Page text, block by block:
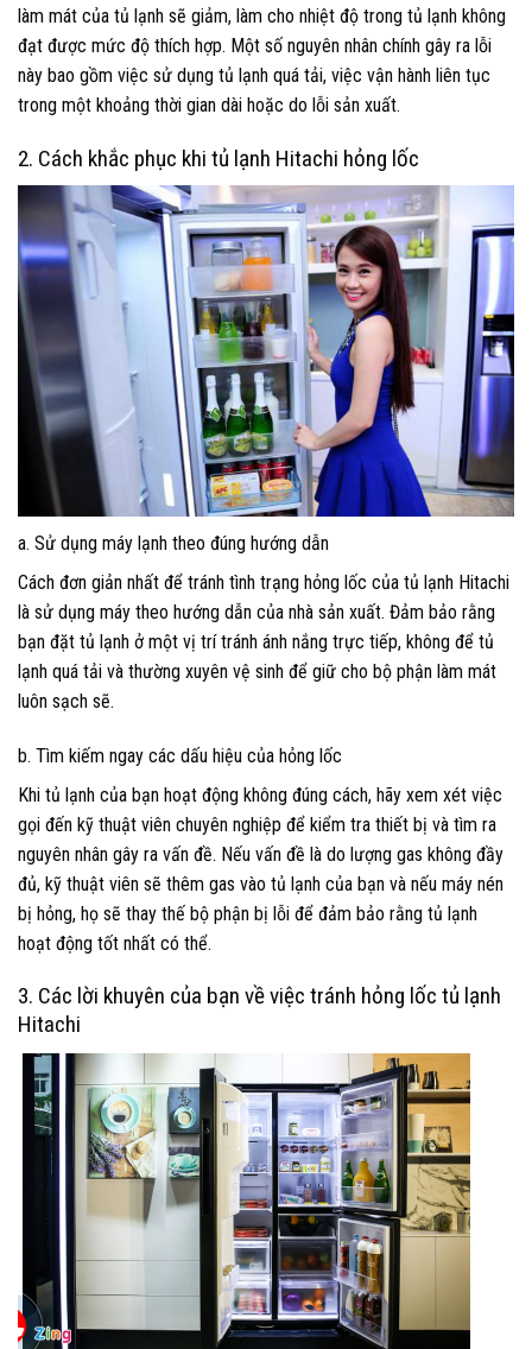
làm mát của tủ lạnh sẽ giảm, làm cho nhiệt độ trong tủ lạnh không
đạt được mức độ thích hợp. Một số nguyên nhân chính gây ra lỗi
này bao gồm việc sử dụng tủ lạnh quá tải, việc vận hành liên tục
trong một khoảng thời gian dài hoặc do lỗi sản xuất.
2. Cách khắc phục khi tủ lạnh Hitachi hỏng lốc
a. Sử dụng máy lạnh theo đúng hướng dẫn
Cách đơn giản nhất để tránh tình trạng hỏng lốc của tủ lạnh Hitachi
là sử dụng máy theo hướng dẫn của nhà sản xuất. Đảm bảo rằng
bạn đặt tủ lạnh ở một vị trí tránh ánh nắng trực tiếp, không để tủ
lạnh quá tải và thường xuyên vệ sinh để giữ cho bộ phận làm mát
luôn sạch sẽ.
b. Tìm kiếm ngay các dấu hiệu của hỏng lốc
Khi tủ lạnh của bạn hoạt động không đúng cách, hãy xem xét việc
gọi đến kỹ thuật viên chuyên nghiệp để kiểm tra thiết bị và tìm ra
nguyên nhân gây ra vấn đề. Nếu vấn đề là do lượng gas không đầy
đủ, kỹ thuật viên sẽ thêm gas vào tủ lạnh của bạn và nếu máy nén
bị hỏng, họ sẽ thay thế bộ phận bị lỗi để đảm bảo rằng tủ lạnh
hoạt động tốt nhất có thể.
3. Các lời khuyên của bạn về việc tránh hỏng lốc tủ lạnh
Hitachi